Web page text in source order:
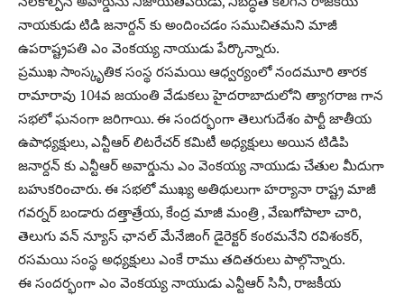
నాయకుడు టిడి జనార్దన్ కు అందించడం సముచితమని మాజీ
ఉపరాష్ట్రపతి ఎం వెంకయ్య నాయుడు పేర్కొన్నారు.
ప్రముఖ సాంస్కృతిక సంస్థ రసమయి ఆధ్వర్యంలో నందమూరి తారక
రామారావు 104వ జయంతి వేడుకలు హైదరాబాదులోని త్యాగరాజ గాన
సభలో ఘనంగా జరిగాయి. ఈ సందర్భంగా తెలుగుదేశం పార్టీ జాతీయ
ఉపాధ్యక్షులు, ఎన్టీఆర్ లిటరేచర్ కమిటీ అధ్యక్షులు అయిన టిడిపి
జనార్దన్ కు ఎన్టీఆర్ అవార్డును ఎం వెంకయ్య నాయుడు చేతుల మీదుగా
బహుకరించారు. ఈ సభలో ముఖ్య అతిథులుగా హర్యానా రాష్ట్ర మాజీ
గవర్నర్ బండారు దత్తాత్రేయ, కేంద్ర మాజీ మంత్రి , వేణుగోపాలా చారి,
తెలుగు వన్ న్యూస్ ఛానల్ మేనేజింగ్ డైరెక్టర్ కంఠమనేని రవిశంకర్,
రసమయి సంస్థ అధ్యక్షులు ఎంకే రాము తదితరులు పాల్గొన్నారు.
ఈ సందర్భంగా ఎం వెంకయ్య నాయుడు ఎన్టీఆర్ సినీ, రాజకీయ